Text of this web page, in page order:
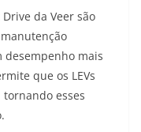
da Veer são
mais
que os LEVs
esses